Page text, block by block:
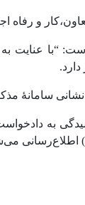
و رفاه
“با عنایت
نشانی سامانۀ